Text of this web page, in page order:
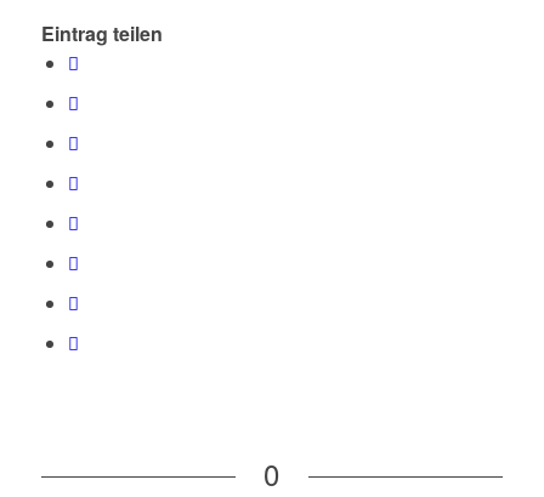
Eintrag teilen
0